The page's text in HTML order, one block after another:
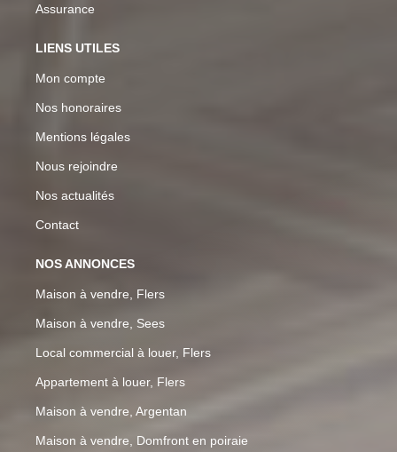
Assurance
LIENS UTILES
Mon compte
Nos honoraires
Mentions légales
Nous rejoindre
Nos actualités
Contact
NOS ANNONCES
Maison à vendre, Flers
Maison à vendre, Sees
Local commercial à louer, Flers
Appartement à louer, Flers
Maison à vendre, Argentan
Maison à vendre, Domfront en poiraie